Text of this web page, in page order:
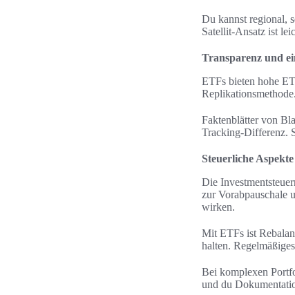
Du kannst regional,
Satellit-Ansatz ist
Transparenz und
ETFs bieten hohe
Faktenblätter von
Tracking-Differenz.
Steuerliche
Die
zur Vorabpauschale
wirken.
Mit ETFs ist
halten.
Bei komplexen
und du